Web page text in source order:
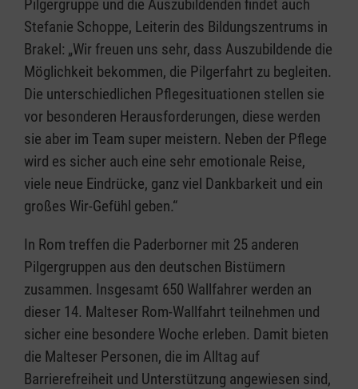
Pilgergruppe und die Auszubildenden findet auch
Stefanie Schoppe, Leiterin des Bildungszentrums in
Brakel: „Wir freuen uns sehr, dass Auszubildende die
Möglichkeit bekommen, die Pilgerfahrt zu begleiten.
Die unterschiedlichen Pflegesituationen stellen sie
vor besonderen Herausforderungen, diese werden
sie aber im Team super meistern. Neben der Pflege
wird es sicher auch eine sehr emotionale Reise,
viele neue Eindrücke, ganz viel Dankbarkeit und ein
großes Wir-Gefühl geben.“
In Rom treffen die Paderborner mit 25 anderen
Pilgergruppen aus den deutschen Bistümern
zusammen. Insgesamt 650 Wallfahrer werden an
dieser 14. Malteser Rom-Wallfahrt teilnehmen und
sicher eine besondere Woche erleben. Damit bieten
die Malteser Personen, die im Alltag auf
Barrierefreiheit und Unterstützung angewiesen sind,